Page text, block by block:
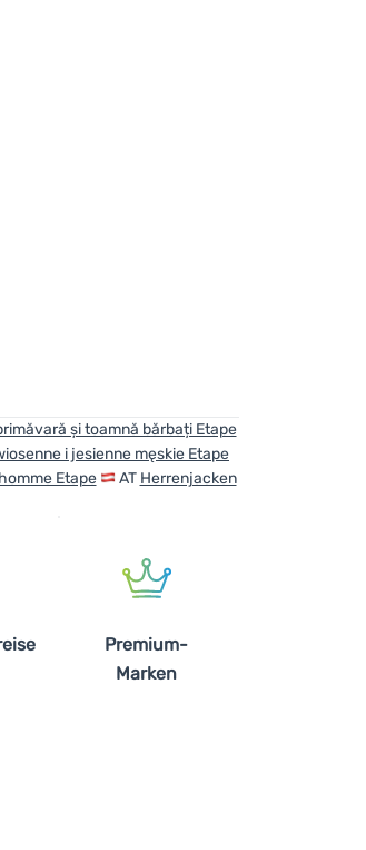
și toamnă bărbați Etape
i jesienne męskie Etape
Etape AT Herrenjacken
Premium-
Marken